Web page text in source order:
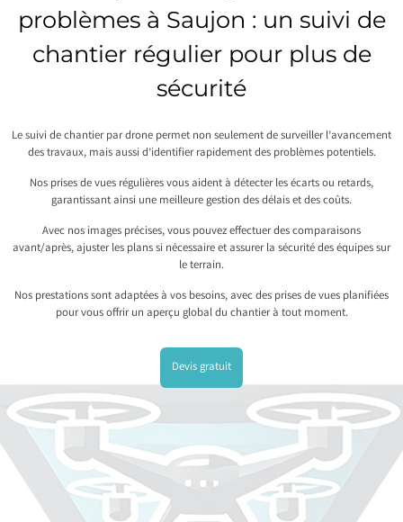
problèmes à Saujon : un suivi de
chantier régulier pour plus de
sécurité
Le suivi de chantier par drone permet non seulement de surveiller l’avancement
des travaux, mais aussi d’identifier rapidement des problèmes potentiels.
Nos prises de vues régulières vous aident à détecter les écarts ou retards,
garantissant ainsi une meilleure gestion des délais et des coûts.
Avec nos images précises, vous pouvez effectuer des comparaisons
avant/après, ajuster les plans si nécessaire et assurer la sécurité des équipes sur
le terrain.
Nos prestations sont adaptées à vos besoins, avec des prises de vues planifiées
pour vous offrir un aperçu global du chantier à tout moment.
Devis gratuit